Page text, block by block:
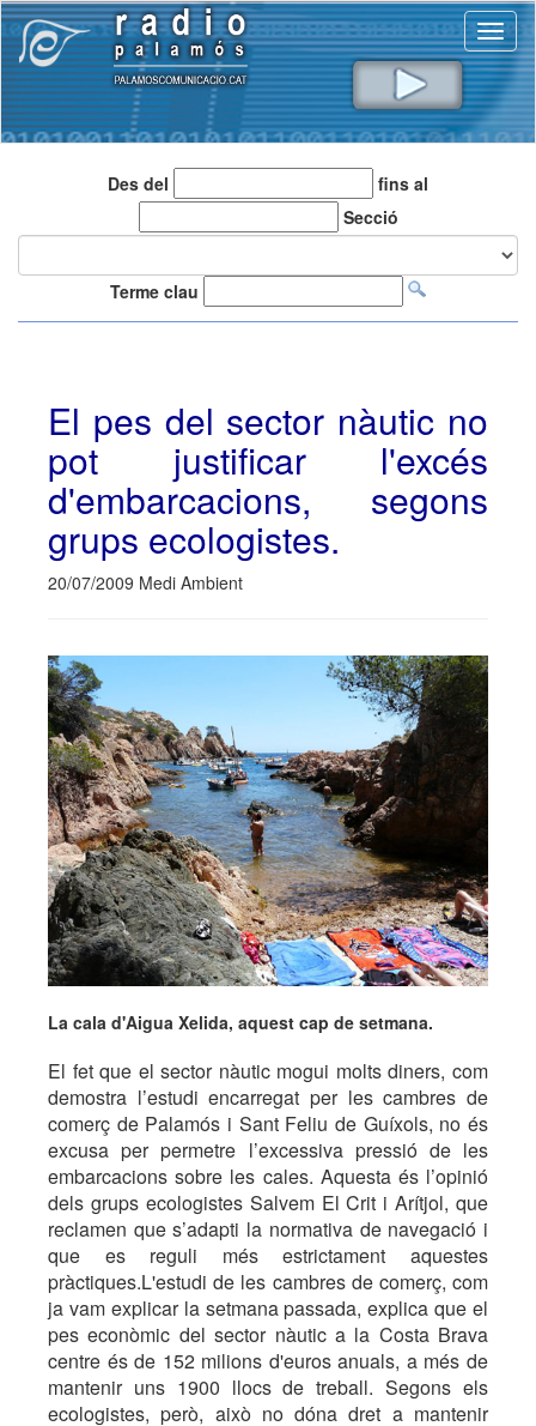
Des del
fins al
Secció
Terme clau
El pes del sector nàutic no
pot justificar l'excés
d'embarcacions, segons
grups ecologistes.
20/07/2009 Medi Ambient
La cala d'Aigua Xelida, aquest cap de setmana.
El fet que el sector nàutic mogui molts diners, com
demostra l’estudi encarregat per les cambres de
comerç de Palamós i Sant Feliu de Guíxols, no és
excusa per permetre l’excessiva pressió de les
embarcacions sobre les cales. Aquesta és l’opinió
dels grups ecologistes Salvem El Crit i Arítjol, que
reclamen que s’adapti la normativa de navegació i
que es reguli més estrictament aquestes
pràctiques.L'estudi de les cambres de comerç, com
ja vam explicar la setmana passada, explica que el
pes econòmic del sector nàutic a la Costa Brava
centre és de 152 milions d'euros anuals, a més de
mantenir uns 1900 llocs de treball. Segons els
ecologistes, però, això no dóna dret a mantenir